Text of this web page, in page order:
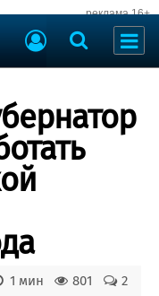
реклама 16+
2
801
1 мин